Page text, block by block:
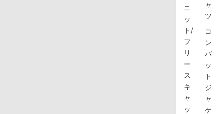
ニ
ッ
ト/
フ
リ
ー
ス
キ
ャ
ッ
ャ
ツ
コ
ン
バ
ッ
ト
ジ
ャ
ケ